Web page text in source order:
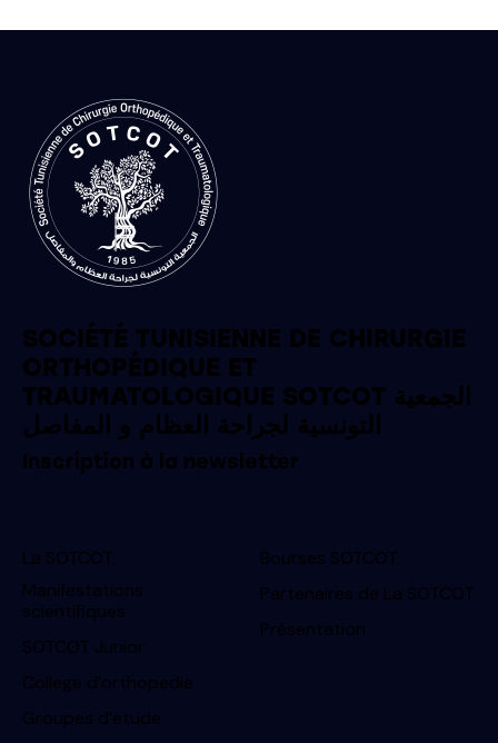
SOCIÉTÉ TUNISIENNE DE CHIRURGIE
ORTHOPÉDIQUE ET
TRAUMATOLOGIQUE SOTCOT الجمعية
التونسية لجراحة العظام و المفاصل
Inscription à la newsletter
La SOTCOT
Manifestations
scientifiques
SOTCOT Junior
College d’orthopedie
Groupes d’etude
Bourses SOTCOT
Partenaires de La SOTCOT
Présentation